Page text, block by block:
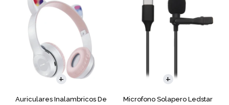
Auriculares Inalambricos De
Microfono Solapero Ledstar